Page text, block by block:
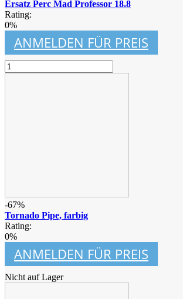
Ersatz Perc Mad Professor 18.8
Rating:
0%
ANMELDEN FÜR PREIS
-67%
Tornado Pipe, farbig
Rating:
0%
ANMELDEN FÜR PREIS
Nicht auf Lager